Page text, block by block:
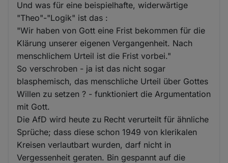
Und was für eine beispielhafte, widerwärtige
"Theo"-"Logik" ist das :
"Wir haben von Gott eine Frist bekommen für die
Klärung unserer eigenen Vergangenheit. Nach
menschlichem Urteil ist die Frist vorbei."
So verschroben - ja ist das nicht sogar
blasphemisch, das menschliche Urteil über Gottes
Willen zu setzen ? - funktioniert die Argumentation
mit Gott.
Die AfD wird heute zu Recht verurteilt für ähnliche
Sprüche; dass diese schon 1949 von klerikalen
Kreisen verlautbart wurden, darf nicht in
Vergessenheit geraten. Bin gespannt auf die